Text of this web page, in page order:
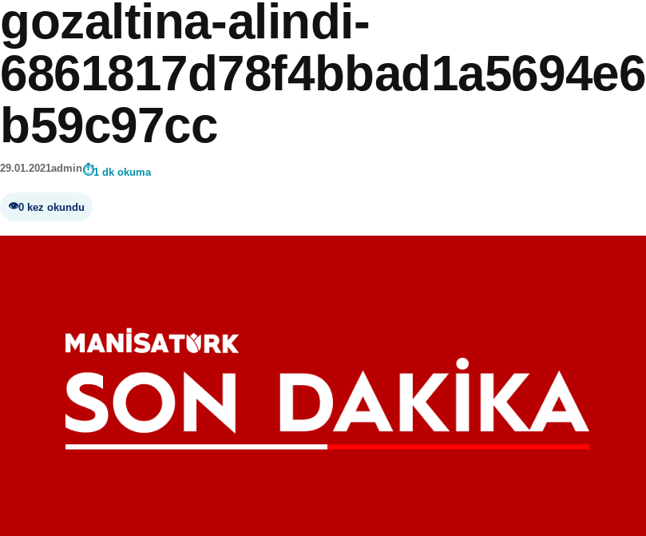
gozaltina-alindi-
6861817d78f4bbad1a5694e6
b59c97cc
29.01.2021admin 1 dk okuma
0 kez okundu